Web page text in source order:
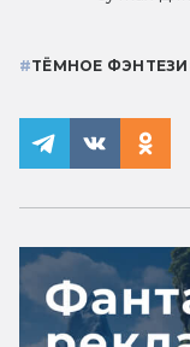
#ТЁМНОЕ ФЭНТЕЗИ